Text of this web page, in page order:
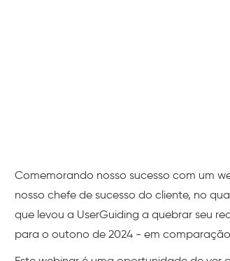
Comemorando nosso sucesso com um
nosso chefe de sucesso do cliente, no
que levou a UserGuiding a quebrar seu
para o outono de 2024 - em